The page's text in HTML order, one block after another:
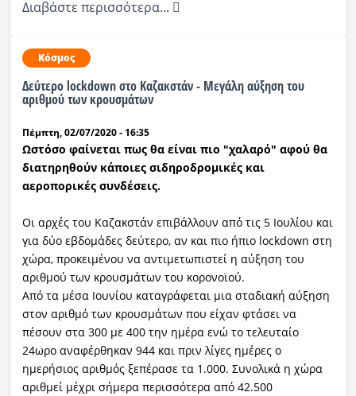
Διαβάστε περισσότερα...
Κόσμος
Δεύτερο lockdown στο Καζακστάν - Μεγάλη αύξηση του
αριθμού των κρουσμάτων
Πέμπτη, 02/07/2020 - 16:35
Ωστόσο φαίνεται πως θα είναι πιο "χαλαρό" αφού θα
διατηρηθούν κάποιες σιδηροδρομικές και
αεροπορικές συνδέσεις.
Οι αρχές του Καζακστάν επιβάλλουν από τις 5 Ιουλίου και
για δύο εβδομάδες δεύτερο, αν και πιο ήπιο lockdown στη
χώρα, προκειμένου να αντιμετωπιστεί η αύξηση του
αριθμού των κρουσμάτων του κορονοϊού.
Από τα μέσα Ιουνίου καταγράφεται μια σταδιακή αύξηση
στον αριθμό των κρουσμάτων που είχαν φτάσει να
πέσουν στα 300 με 400 την ημέρα ενώ το τελευταίο
24ωρο αναφέρθηκαν 944 και πριν λίγες ημέρες ο
ημερήσιος αριθμός ξεπέρασε τα 1.000. Συνολικά η χώρα
αριθμεί μέχρι σήμερα περισσότερα από 42.500